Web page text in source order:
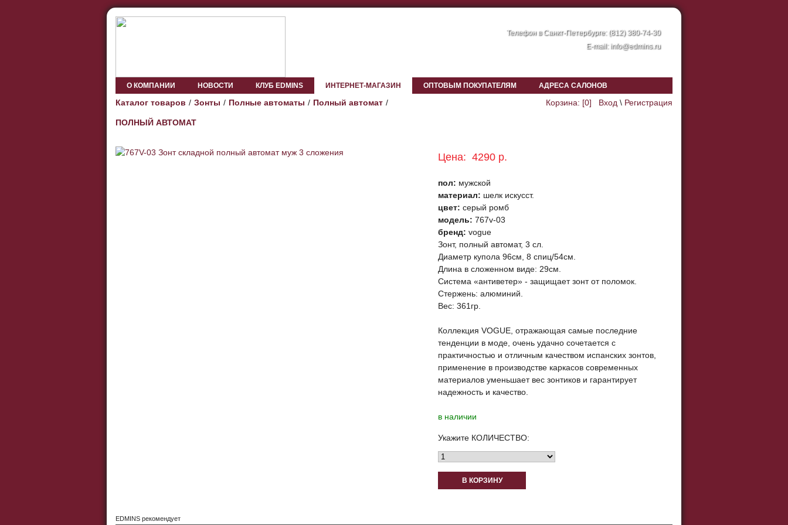
Телефон в Санкт-Петербурге: (812) 380-74-30
E-mail: info@edmins.ru
О КОМПАНИИ НОВОСТИ КЛУБ EDMINS ИНТЕРНЕТ-МАГАЗИН ОПТОВЫМ ПОКУПАТЕЛЯМ АДРЕСА САЛОНОВ
Корзина: [0] Вход \ Регистрация
Каталог товаров Зонты Полные автоматы Полный автомат
ПОЛНЫЙ АВТОМАТ
Цена: 4290 р.
пол: мужской
материал: шелк искусст.
цвет: серый ромб
модель: 767v-03
бренд: vogue
Зонт, полный автомат, 3 сл.
Диаметр купола 96см, 8 спиц/54см.
Длина в сложенном виде: 29см.
Система «антиветер» - защищает зонт от поломок.
Стержень: алюминий.
Вес: 361гр.
Коллекция VOGUE, отражающая самые последние
тенденции в моде, очень удачно сочетается с
практичностью и отличным качеством испанских зонтов,
применение в производстве каркасов современных
материалов уменьшает вес зонтиков и гарантирует
надежность и качество.
в наличии
Укажите КОЛИЧЕСТВО:
В КОРЗИНУ
EDMINS рекомендует